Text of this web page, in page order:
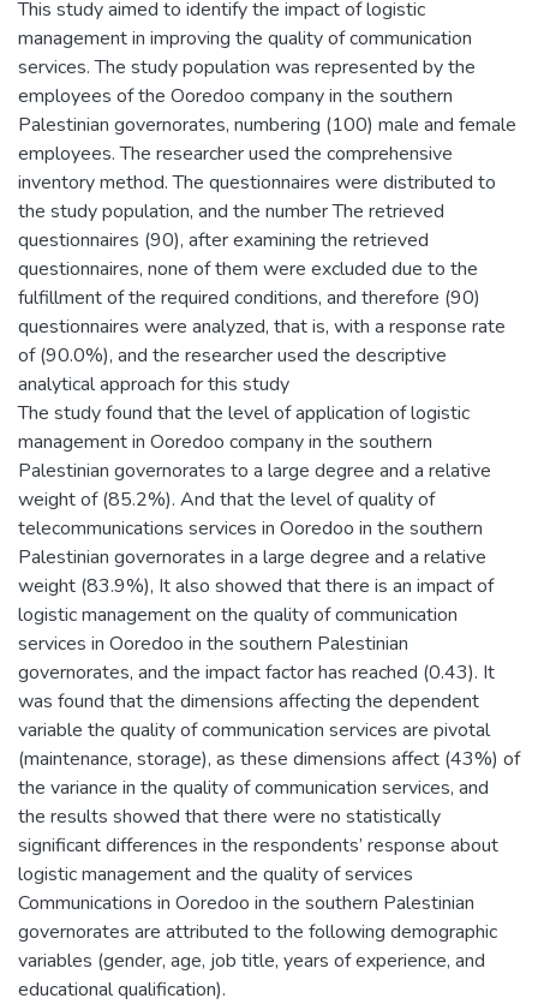
This study aimed to identify the impact of logistic
management in improving the quality of communication
services. The study population was represented by the
employees of the Ooredoo company in the southern
Palestinian governorates, numbering (100) male and female
employees. The researcher used the comprehensive
inventory method. The questionnaires were distributed to
the study population, and the number The retrieved
questionnaires (90), after examining the retrieved
questionnaires, none of them were excluded due to the
fulfillment of the required conditions, and therefore (90)
questionnaires were analyzed, that is, with a response rate
of (90.0%), and the researcher used the descriptive
analytical approach for this study
The study found that the level of application of logistic
management in Ooredoo company in the southern
Palestinian governorates to a large degree and a relative
weight of (85.2%). And that the level of quality of
telecommunications services in Ooredoo in the southern
Palestinian governorates in a large degree and a relative
weight (83.9%), It also showed that there is an impact of
logistic management on the quality of communication
services in Ooredoo in the southern Palestinian
governorates, and the impact factor has reached (0.43). It
was found that the dimensions affecting the dependent
variable the quality of communication services are pivotal
(maintenance, storage), as these dimensions affect (43%) of
the variance in the quality of communication services, and
the results showed that there were no statistically
significant differences in the respondents’ response about
logistic management and the quality of services
Communications in Ooredoo in the southern Palestinian
governorates are attributed to the following demographic
variables (gender, age, job title, years of experience, and
educational qualification).